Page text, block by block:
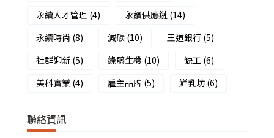
永續人才管理 (4) 永續供應鏈 (14)
永續時尚 (8) 減碳 (10) 王道銀行 (5)
社群迎新 (5) 綠藤生機 (10) 缺工 (6)
美科實業 (4) 雇主品牌 (5) 鮮乳坊 (6)
聯絡資訊